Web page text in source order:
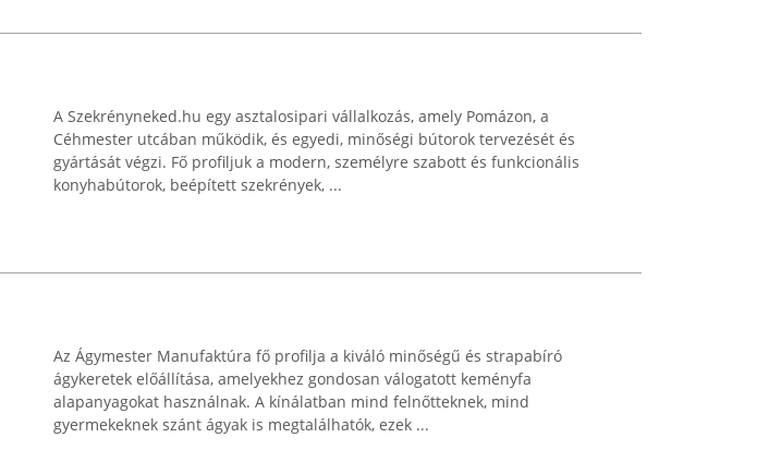
A Szekrényneked.hu egy asztalosipari vállalkozás, amely Pomázon, a
Céhmester utcában működik, és egyedi, minőségi bútorok tervezését és
gyártását végzi. Fő profiljuk a modern, személyre szabott és funkcionális
konyhabútorok, beépített szekrények, ...
Az Ágymester Manufaktúra fő profilja a kiváló minőségű és strapabíró
ágykeretek előállítása, amelyekhez gondosan válogatott keményfa
alapanyagokat használnak. A kínálatban mind felnőtteknek, mind
gyermekeknek szánt ágyak is megtalálhatók, ezek ...